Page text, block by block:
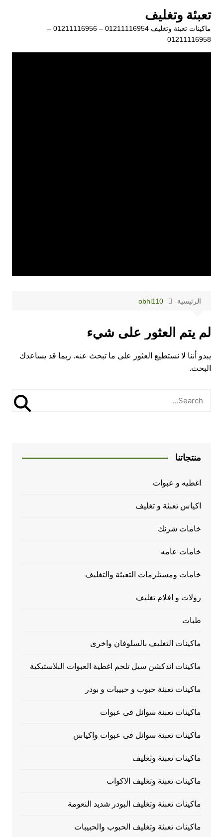
المحتوى
تعبئة وتغليف
ماكينات تعبئة وتغليف 01211116954 – 01211116956 –
01211116958
الرئيسية obhl110
لم يتم العثور على شيء
يبدو أننا لا نستطيع العثور على ما تبحث عنه. ربما قد يساعدك
البحث.
منتجاتنا
اغطيه و عبوات
اكياس تعبئة و تغليف
خامات شرنك
خامات عامه
خامات ومستلزمات التعبئة والتغليف
رولات و افلام تغليف
طبات
ماكينات التغليف بالسلوفان واخرى
ماكينات اندكشن سيل تلحم اغطية العبوات البلاستيكية
ماكينات تعبئة حبوب و حبيبات و بودر
ماكينات تعبئة سوائل فى عبوات
ماكينات تعبئة سوائل فى عبوات واكياس
ماكينات تعبئة وتغليف
ماكينات تعبئة وتغليف الاكواب
ماكينات تعبئة وتغليف البودر شديد النعومة
ماكينات تعبئة وتغليف الحبوب والحبيبات